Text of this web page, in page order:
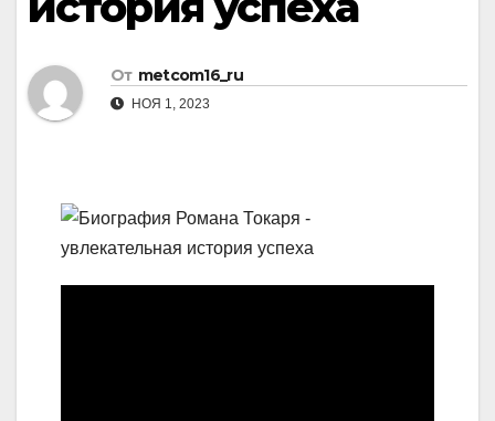
От metcom16_ru
НОЯ 1, 2023